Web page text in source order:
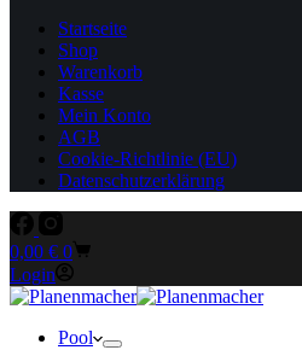
Startseite
Shop
Warenkorb
Kasse
Mein Konto
AGB
Cookie-Richtlinie (EU)
Datenschutzerklärung
Warenkorb
0,00 € 0
Login
Pool